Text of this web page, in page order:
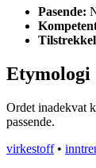
Pasende:
Etymologi
Ordet inadekvat
passende.
virkestoff•